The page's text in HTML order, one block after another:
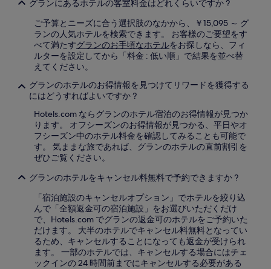
れ
す。
グランにあるホテルの客室料金はどれくらいですか ?
ご予算とニーズに合う選択肢のなかから、￥15,095 ～ グ
ランの人気ホテルを検索できます。 お客様のご要望をす
べて満たすグランのお手頃なホテルをお探しなら、フィ
ルターを設定してから「料金 : 低い順」で結果を並べ替
えてください。
グランのホテルのお得情報を見つけてリワードを獲得する
にはどうすればよいですか ?
Hotels.com ならグランのホテル宿泊のお得情報が見つか
ります。 オフシーズンのお得情報が見つかる、平日やオ
フシーズン中のホテル料金を確認してみることも可能で
す。 気ままな旅であれば、グランのホテルの直前割引を
ぜひご覧ください。
グランのホテルをキャンセル料無料で予約できますか ?
「宿泊施設のキャンセルオプション」でホテルを絞り込
んで「全額返金可の宿泊施設」をお選びいただくだけ
で、Hotels.com でグランの返金可のホテルをご予約いた
だけます。 大半のホテルでキャンセル料無料となってい
るため、キャンセルすることになっても返金が受けられ
ます。 一部のホテルでは、キャンセルする場合にはチェ
ックインの 24 時間前までにキャンセルする必要がある